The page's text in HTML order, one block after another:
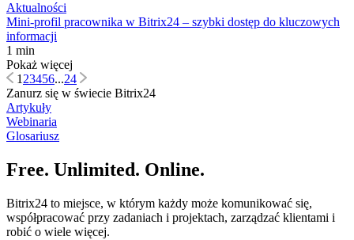
Aktualności
Mini-profil pracownika w Bitrix24 – szybki dostęp do kluczowych
informacji
1 min
Pokaż więcej
123456...24
Zanurz się w świecie Bitrix24
Artykuły
Webinaria
Glosariusz
Free. Unlimited. Online.
Bitrix24 to miejsce, w którym każdy może komunikować się,
współpracować przy zadaniach i projektach, zarządzać klientami i
robić o wiele więcej.